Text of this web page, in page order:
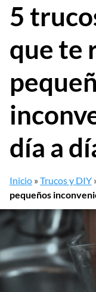
5
que te
día a
Inicio »Trucos y DIY
pequeños